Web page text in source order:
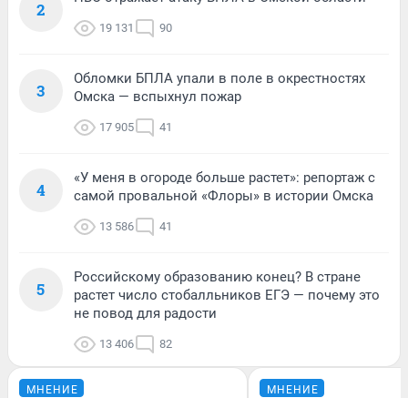
2
19 131 90
3
Обломки БПЛА упали в поле в окрестностях
Омска — вспыхнул пожар
17 905 41
4
«У меня в огороде больше растет»: репортаж с
самой провальной «Флоры» в истории Омска
13 586 41
5
Российскому образованию конец? В стране
растет число стобалльников ЕГЭ — почему это
не повод для радости
13 406 82
МНЕНИЕ МНЕНИЕ